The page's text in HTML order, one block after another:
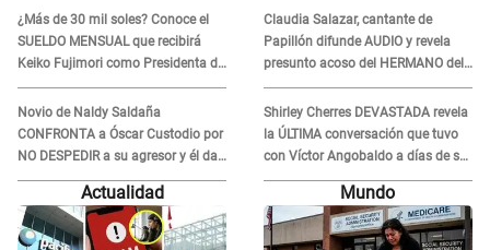
¿Más de 30 mil soles? Conoce el
SUELDO MENSUAL que recibirá
Keiko Fujimori como Presidenta de
la República
Novio de Naldy Saldaña
CONFRONTA a Óscar Custodio por
NO DESPEDIR a su agresor y él da
INDIGNANTE respuesta: "Nadie me
dice qué hacer"
"Nadie me dice qué hacer"
Claudia Salazar, cantante de
Papillón difunde AUDIO y revela
presunto acoso del HERMANO del
director musical de La Bella Luz:
"Me quedé asustada, en shock"
Shirley Cherres DEVASTADA revela
la ÚLTIMA conversación que tuvo
con Víctor Angobaldo a días de su
inesperada partida: "Hace dos
Actualidad Mundo